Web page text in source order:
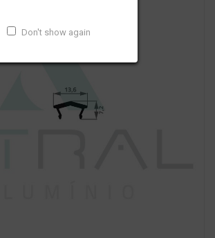
Don't show again